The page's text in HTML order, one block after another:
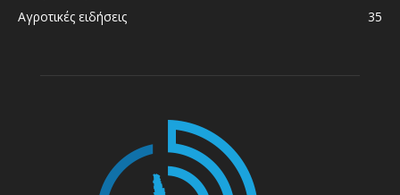
Αγροτικές ειδήσεις
35